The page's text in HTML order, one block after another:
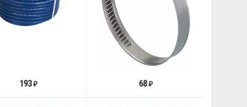
193₽
В корзину
68 ₽